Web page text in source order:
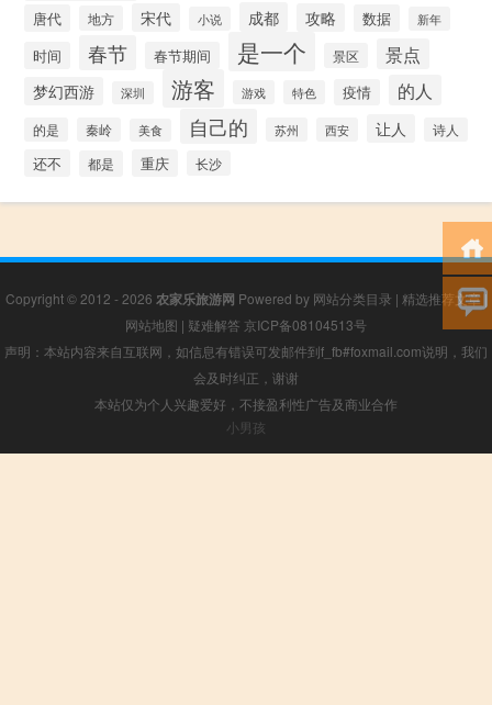
唐代 地方 宋代 小说 成都 攻略 数据 新年
时间 春节 春节期间 是一个 景区 景点
梦幻西游 深圳 游客 游戏 特色 疫情 的人
的是 秦岭 美食 自己的 苏州 西安 让人 诗人
还不 都是 重庆 长沙
Copyright © 2012 - 2026 农家乐旅游网 Powered by 网站分类目录 | 精选推荐文章|
网站地图 | 疑难解答 京ICP备08104513号
声明：本站内容来自互联网，如信息有错误可发邮件到f_fb#foxmail.com说明，我们
会及时纠正，谢谢
本站仅为个人兴趣爱好，不接盈利性广告及商业合作
小男孩